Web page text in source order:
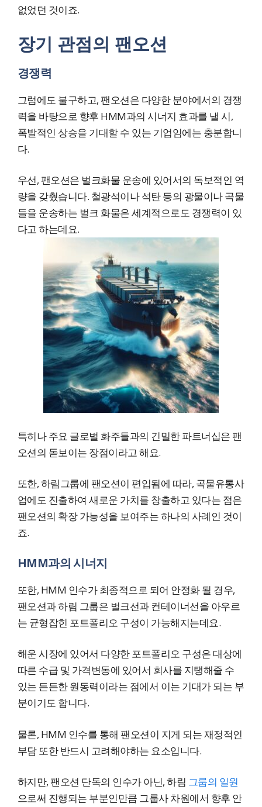
없었던 것이죠.
장기 관점의 팬오션
경쟁력
그럼에도 불구하고, 팬오션은 다양한 분야에서의 경쟁
력을 바탕으로 향후 HMM과의 시너지 효과를 낼 시,
폭발적인 상승을 기대할 수 있는 기업임에는 충분합니
다.
우선, 팬오션은 벌크화물 운송에 있어서의 독보적인 역
량을 갖췄습니다. 철광석이나 석탄 등의 광물이나 곡물
들을 운송하는 벌크 화물은 세계적으로도 경쟁력이 있
다고 하는데요.
특히나 주요 글로벌 화주들과의 긴밀한 파트너십은 팬
오션의 돋보이는 장점이라고 해요.
또한, 하림그룹에 팬오션이 편입됨에 따라, 곡물유통사
업에도 진출하여 새로운 가치를 창출하고 있다는 점은
팬오션의 확장 가능성을 보여주는 하나의 사례인 것이
죠.
HMM과의 시너지
또한, HMM 인수가 최종적으로 되어 안정화 될 경우,
팬오션과 하림 그룹은 벌크선과 컨테이너선을 아우르
는 균형잡힌 포트폴리오 구성이 가능해지는데요.
해운 시장에 있어서 다양한 포트폴리오 구성은 대상에
따른 수급 및 가격변동에 있어서 회사를 지탱해줄 수
있는 든든한 원동력이라는 점에서 이는 기대가 되는 부
분이기도 합니다.
물론, HMM 인수를 통해 팬오션이 지게 되는 재정적인
부담 또한 반드시 고려해야하는 요소입니다.
하지만, 팬오션 단독의 인수가 아닌, 하림 그룹의 일원
으로써 진행되는 부분인만큼 그룹사 차원에서 향후 안